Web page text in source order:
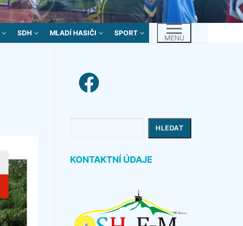
SDH MLADÍ HASIČI SPORT
MENU
facebook link
HLEDAT
KONTAKTNÍ ÚDAJE